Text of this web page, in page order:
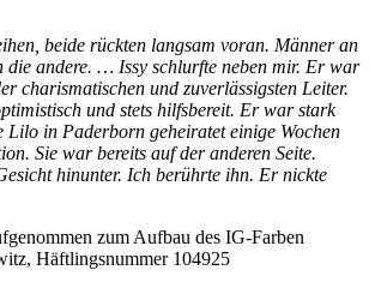
beide rückten langsam voran. Männer an
die andere. … Issy schlurfte neben mir. Er war
charismatischen und zuverlässigsten Leiter.
und stets hilfsbereit. Er war stark
Lilo in Paderborn geheiratet einige Wochen
Sie war bereits auf der anderen Seite.
hinunter. Ich berührte ihn. Er nickte
zum Aufbau des IG-Farben
Häftlingsnummer 104925